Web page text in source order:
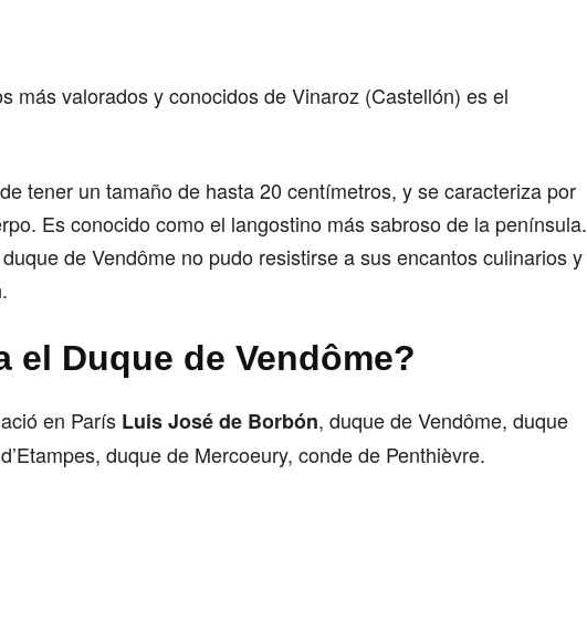
más valorados y conocidos de Vinaroz (Castellón) es el
tener un tamaño de hasta 20 centímetros, y se caracteriza por
Es conocido como el langostino más sabroso de la península.
de Vendôme no pudo resistirse a sus encantos culinarios y
el Duque de Vendôme?
en París Luis José de Borbón, duque de Vendôme, duque
duque de Mercoeury, conde de Penthièvre.